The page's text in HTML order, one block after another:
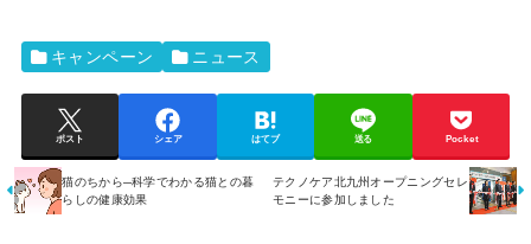
キャンペーン ニュース
ポスト シェア はてブ 送る Pocket
猫のちから─科学でわかる猫との暮
らしの健康効果
テクノケア北九州オープニングセレ
モニーに参加しました